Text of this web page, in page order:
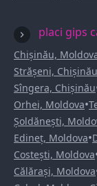
placi gips
Chișinău,
Strășeni, Chișinău
Sîngera, Chișinău
Orhei, Moldova•
Șoldănești,
Edineț, Moldova•
Costești, Moldova
Călărași, Moldova